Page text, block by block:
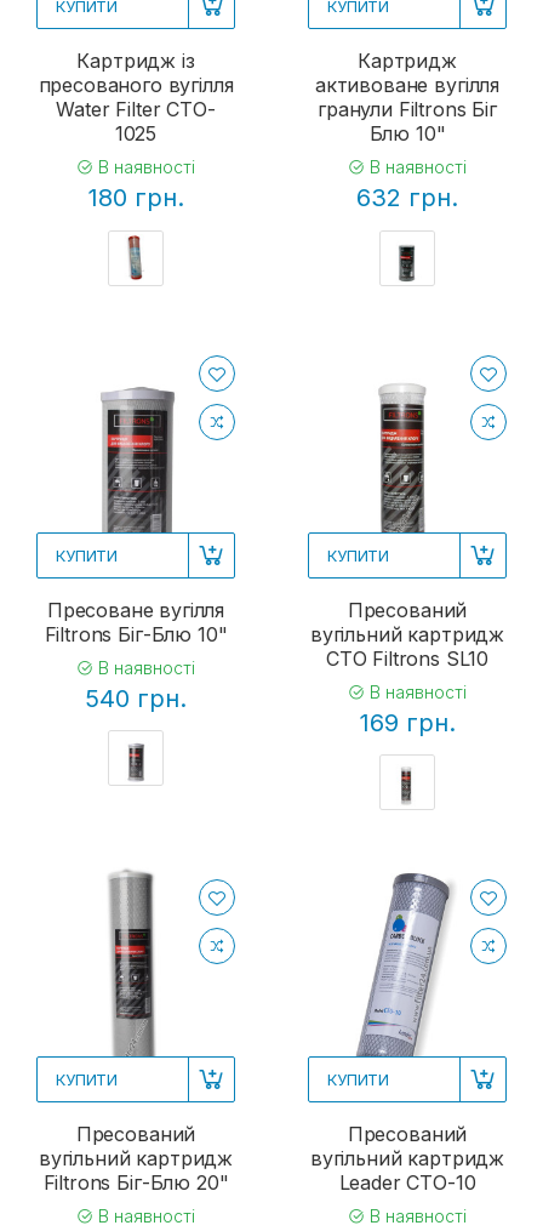
КУПИТИ
Картридж із
пресованого вугілля
Water Filter CTO-
1025
В наявності
180 грн.
КУПИТИ
Картридж
активоване вугілля
гранули Filtrons Біг
Блю 10"
В наявності
632 грн.
КУПИТИ
Пресоване вугілля
Filtrons Біг-Блю 10"
В наявності
540 грн.
КУПИТИ
Пресований
вугільний картридж
CTO Filtrons SL10
В наявності
169 грн.
КУПИТИ
Пресований
вугільний картридж
Filtrons Біг-Блю 20"
В наявності
КУПИТИ
Пресований
вугільний картридж
Leader CTO-10
В наявності